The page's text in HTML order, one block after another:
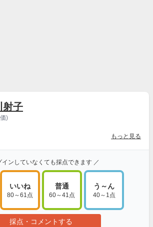
射子
)
もっと見る
インしていなくても採点できます ／
いいね
80～61点
普通
60～41点
う～ん
40～1点
採点・コメントする